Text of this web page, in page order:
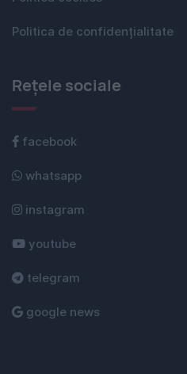
Politica de confidențialitate
Rețele sociale
facebook
whatsapp
instagram
youtube
telegram
google news